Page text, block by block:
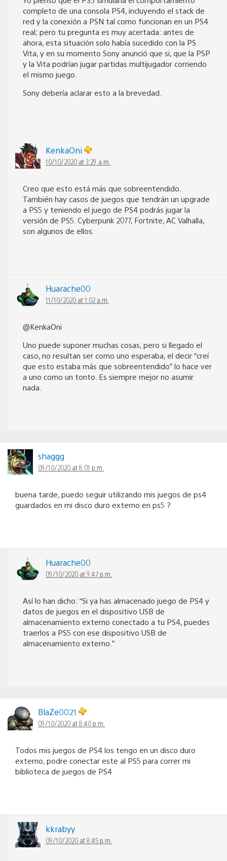
completo de una consola PS4, incluyendo el stack de
red y la conexión a PSN tal como funcionan en un PS4
real; pero tu pregunta es muy acertada: antes de
ahora, esta situación solo había sucedido con la PS
Vita, y en su momento Sony anunció que si, que la PSP
y la Vita podrían jugar partidas multijugador corriendo
el mismo juego.
Sony debería aclarar esto a la brevedad.
KenkaOni
10/10/2020 at 3:29 a.m.
Creo que esto está más que sobreentendido.
También hay casos de juegos que tendrán un upgrade
a PS5 y teniendo el juego de PS4 podrás jugar la
versión de PS5. Cyberpunk 2077, Fortnite, AC Valhalla,
son algunos de ellos.
Huarache00
11/10/2020 at 1:02 a.m.
@KenkaOni
Uno puede suponer muchas cosas, pero si llegado el
caso, no resultan ser como uno esperaba, el decir “creí
que esto estaba más que sobreentendido” lo hace ver
a uno como un tonto. Es siempre mejor no asumir
nada.
shaggg
09/10/2020 at 8:01 p.m.
buena tarde, puedo seguir utilizando mis juegos de ps4
guardados en mi disco duro externo en ps5 ?
Huarache00
09/10/2020 at 9:47 p.m.
Así lo han dicho: “Si ya has almacenado juego de PS4 y
datos de juegos en el dispositivo USB de
almacenamiento externo conectado a tu PS4, puedes
traerlos a PS5 con ese dispositivo USB de
almacenamiento externo.”
BlaZe0021
09/10/2020 at 8:40 p.m.
Todos mis juegos de PS4 los tengo en un disco duro
externo, podre conectar este al PS5 para correr mi
biblioteca de juegos de PS4
kkrabyy
09/10/2020 at 8:45 p.m.